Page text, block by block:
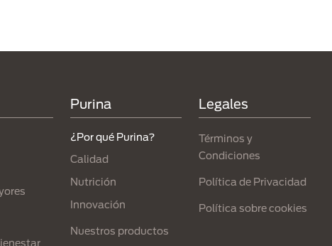
Purina
¿Por qué Purina?
Calidad
Nutrición
Innovación
Nuestros productos
Legales
Términos y
Condiciones
Política de Privacidad
Política sobre cookies